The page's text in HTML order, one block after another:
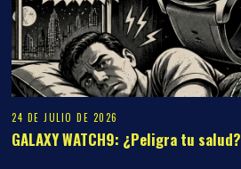
24 DE JULIO DE 2026
GALAXY WATCH9: ¿Peligra tu salud?